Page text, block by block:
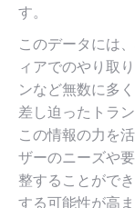
す。
このデータには
ィアでのやり取
ンなど無数に多
差し迫ったトラ
この情報の力を
ザーのニーズや
整することがで
する可能性が高ま